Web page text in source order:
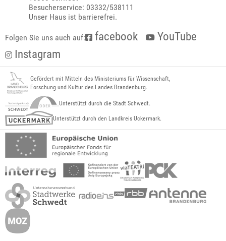
Besucherservice: 03332/538111
Unser Haus ist barrierefrei.
Folgen Sie uns auch auf: facebook
YouTube
Instagram
Gefördert mit Mitteln des Ministeriums für Wissenschaft,
Forschung und Kultur des Landes Brandenburg.
Unterstützt durch die Stadt Schwedt.
Unterstützt durch den Landkreis Uckermark.